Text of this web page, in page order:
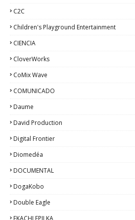
C2C
Children's Playground Entertainment
CIENCIA
CloverWorks
CoMix Wave
COMUNICADO
Daume
David Production
Digital Frontier
Diomedéa
DOCUMENTAL
DogaKobo
Double Eagle
EKACHI EPILKA